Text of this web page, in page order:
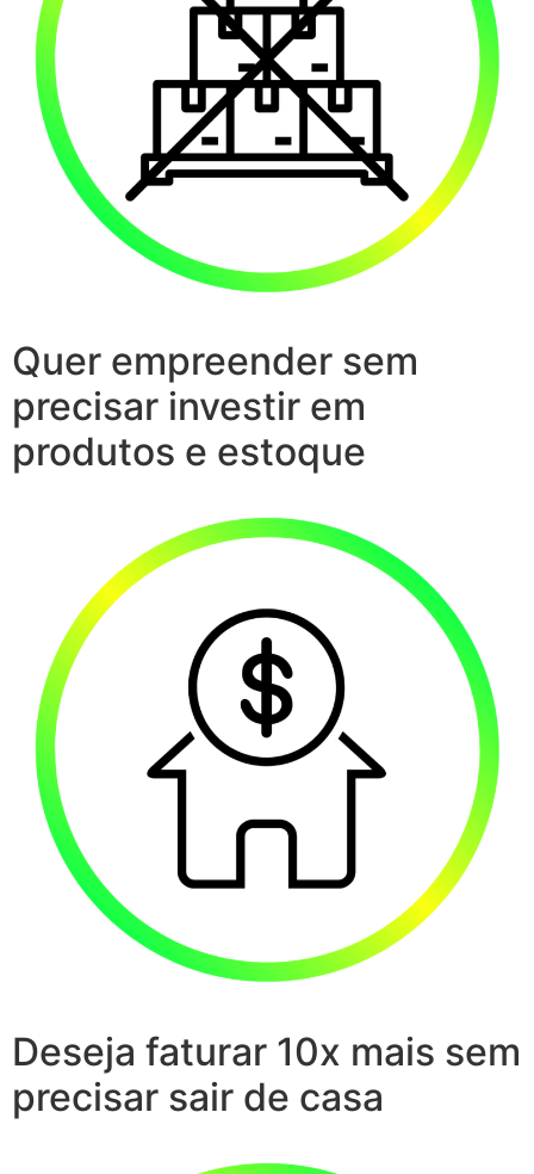
Quer empreender sem
precisar investir em
produtos e estoque
Deseja faturar 10x mais sem
precisar sair de casa